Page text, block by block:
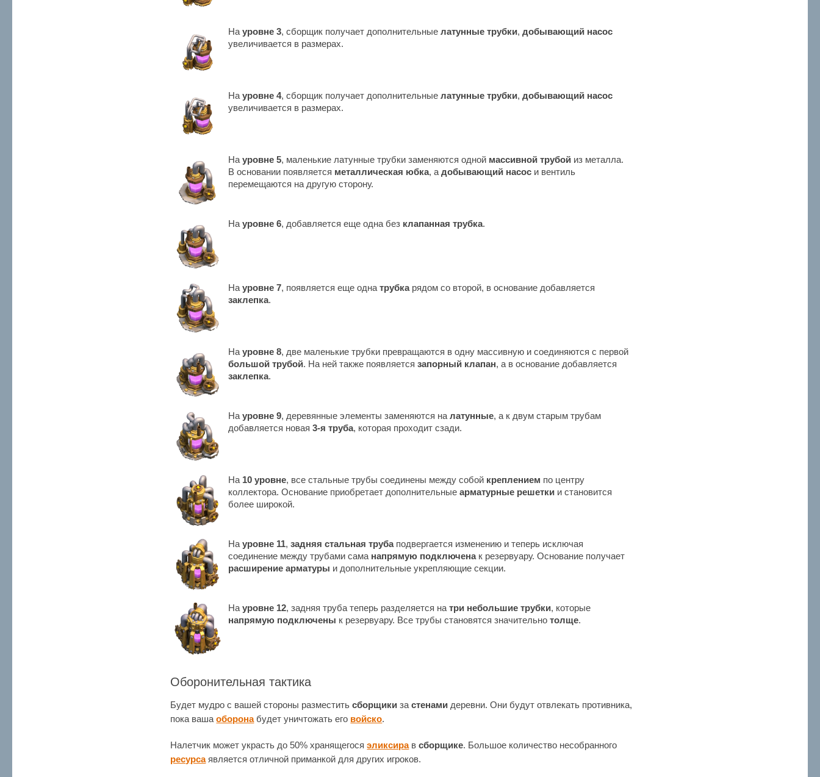
Науровне 3, сборщик получает дополнительныелатунные трубки,добывающий насос
увеличивается в размерах.
Науровне 4, сборщик получает дополнительныелатунные трубки, добывающий насос
увеличивается в размерах.
На уровне 5, маленькие латунные трубки заменяются одной массивной трубой из металла.
В основании появляется металлическая юбка, адобывающий насос и вентиль
перемещаются на другую сторону.
Науровне 6, добавляется еще одна без клапанная трубка.
На уровне 7, появляется еще однатрубкарядом со второй, в основание добавляется
заклепка.
На уровне 8, две маленькие трубки превращаются в одну массивную и соединяются с первой
большой трубой. На ней также появляетсязапорный клапан, а в основание добавляется
заклепка.
На уровне 9, деревянные элементы заменяются налатунные, а к двум старым трубам
добавляется новая3-я труба, которая проходит сзади.
На 10 уровне, все стальные трубы соединены между собой креплением по центру
коллектора. Основание приобретает дополнительныеарматурные решетки и становится
более широкой.
Науровне 11,задняя стальная трубаподвергается изменению и теперь исключая
соединение между трубами сама напрямую подключенак резервуару. Основание получает
расширение арматуры и дополнительные укрепляющие секции.
Науровне 12, задняя труба теперь разделяется натри небольшие трубки, которые
напрямую подключены к резервуару. Все трубы становятся значительнотолще.
Оборонительная тактика
Будет мудро с вашей стороны разместитьсборщики застенами деревни. Они будут отвлекать противника,
пока вашаоборонабудет уничтожать его войско.
Налетчик может украсть до 50% хранящегосяэликсиравсборщике. Большое количество несобранного
ресурсаявляется отличной приманкой для других игроков.